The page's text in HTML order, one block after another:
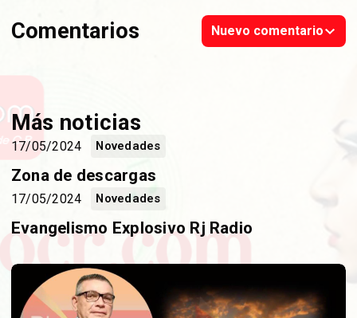
Comentarios Nuevo comentario
Más noticias
Novedades
17/05/2024
Zona de descargas
Novedades
17/05/2024
Evangelismo Explosivo Rj Radio